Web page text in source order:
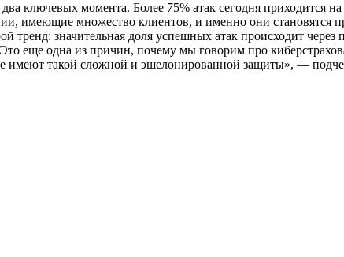
ключевых момента. Более 75% атак сегодня приходится
имеющие множество клиентов, и именно они становятся
тренд: значительная доля успешных атак происходит
еще одна из причин, почему мы говорим про
имеют такой сложной и эшелонированной защиты», —